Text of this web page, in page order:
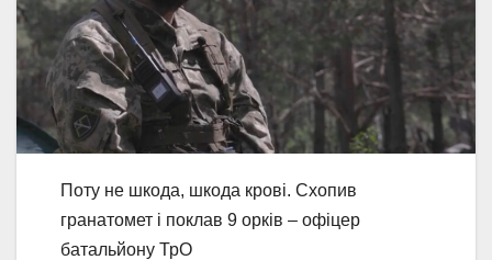
Поту не шкода, шкода крові. Схопив
гранатомет і поклав 9 орків – офіцер
батальйону ТрО